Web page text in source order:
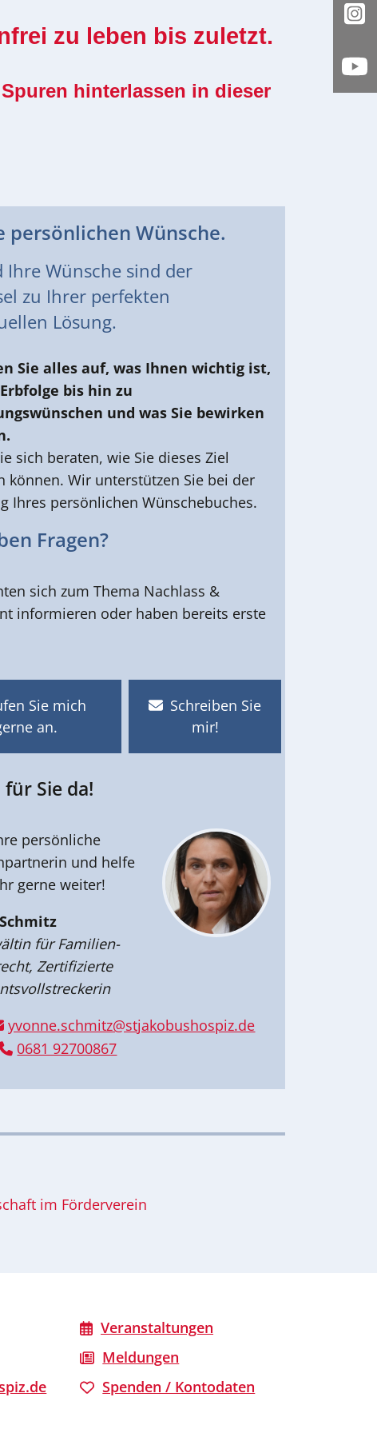
zu leben bis zuletzt.
hinterlassen in dieser
persönlichen Wünsche.
Ihre Wünsche sind der
zu Ihrer perfekten
Lösung.
Sie alles auf, was Ihnen wichtig ist,
bis hin zu
und was Sie bewirken
sich beraten, wie Sie dieses Ziel
können. Wir unterstützen Sie bei der
Ihres persönlichen Wünschebuches.
Fragen?
sich zum Thema Nachlass &
informieren oder haben bereits erste
Sie mich
an.
Schreiben Sie
mir!
Sie da!
persönliche
und helfe
gerne weiter!
für Familien-
Zertifizierte
yvonne.schmitz@stjakobushospiz.de
0681 92700867
im Förderverein
Veranstaltungen
Meldungen
Spenden / Kontodaten